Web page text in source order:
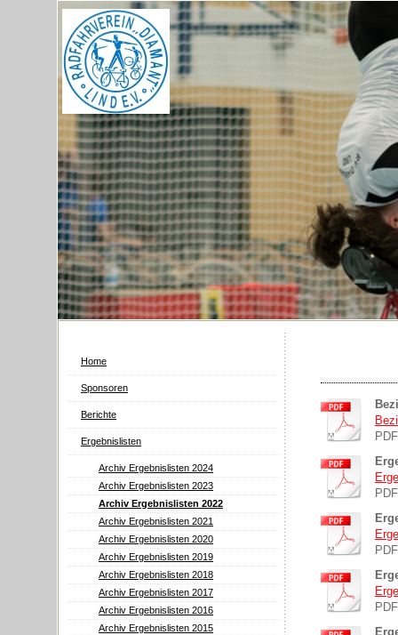
Home
Sponsoren
Berichte
Ergebnislisten
Archiv Ergebnislisten 2024
Archiv Ergebnislisten 2023
Archiv Ergebnislisten 2022
Archiv Ergebnislisten 2021
Archiv Ergebnislisten 2020
Archiv Ergebnislisten 2019
Archiv Ergebnislisten 2018
Archiv Ergebnislisten 2017
Archiv Ergebnislisten 2016
Archiv Ergebnislisten 2015